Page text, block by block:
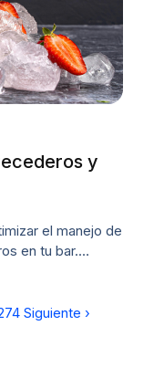
y
el manejo de
en tu bar.…
Siguiente ›